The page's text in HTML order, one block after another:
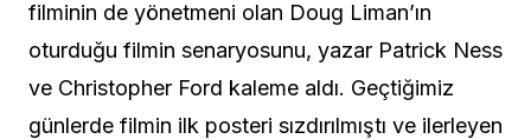
filminin de yönetmeni olan Doug Liman’ın
oturduğu filmin senaryosunu, yazar Patrick Ness
ve Christopher Ford kaleme aldı. Geçtiğimiz
günlerde filmin ilk posteri sızdırılmıştı ve ilerleyen